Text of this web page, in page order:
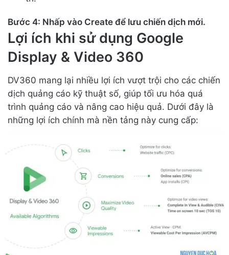
Bước 4: Nhấp vào Create để lưu chiến dịch mới.
Lợi ích khi sử dụng Google
Display & Video 360
DV360 mang lại nhiều lợi ích vượt trội cho các chiến
dịch quảng cáo kỹ thuật số, giúp tối ưu hóa quá
trình quảng cáo và nâng cao hiệu quả. Dưới đây là
những lợi ích chính mà nền tảng này cung cấp: